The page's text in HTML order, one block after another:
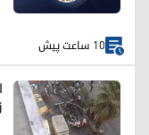
10 ساعت پیش